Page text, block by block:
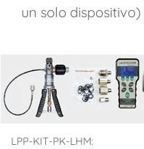
un solo dispositivo)
LPP-KIT-PK-LHM: